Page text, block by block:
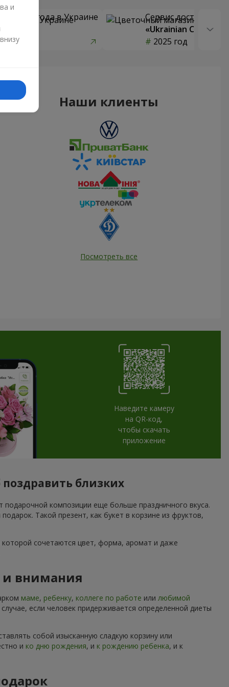
цветов года в Украине
Сервис доставки
«Ukrainian Choice»
2025 год
Наши клиенты
Посмотреть все
Наведите камеру
на QR-код,
чтобы скачать
приложение
близких
композиции еще больше праздничного вкуса.
Такой презент, как букет в корзине из фруктов,
сочетаются цвет, форма, аромат и даже
и внимания
маме, ребенку, коллеге по работе или любимой
если человек придерживается определенной диеты
собой изысканную сладкую корзину или
и ко дню рождения, и к рождению ребенка, и к
и